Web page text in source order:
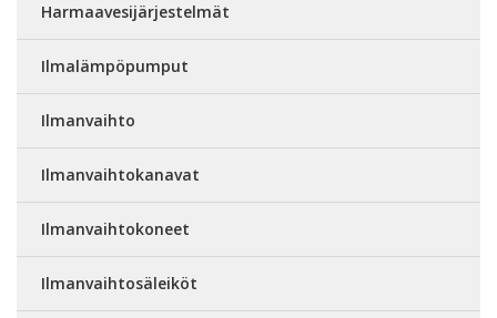
Harmaavesijärjestelmät
Ilmalämpöpumput
Ilmanvaihto
Ilmanvaihtokanavat
Ilmanvaihtokoneet
Ilmanvaihtosäleiköt